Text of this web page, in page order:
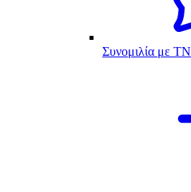
Συνομιλία με ΤΝ